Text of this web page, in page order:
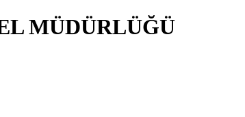
MÜDÜRLÜĞÜ